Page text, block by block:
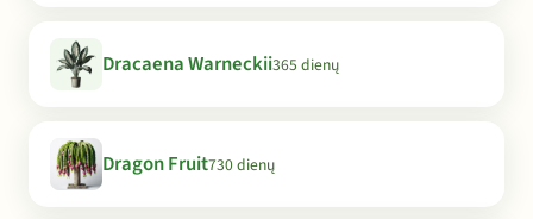
Dracaena Warneckii365 dienų
Dragon Fruit730 dienų